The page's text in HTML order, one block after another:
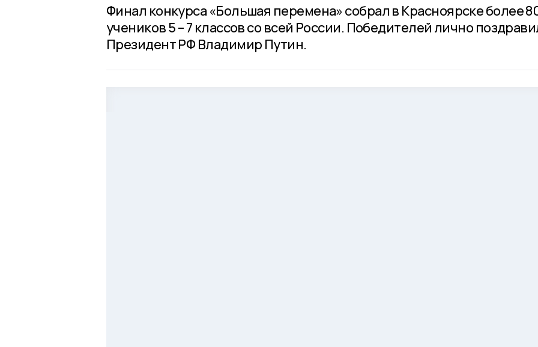
Финал конкурса «Большая перемена» собрал в Красноярске более
учеников 5 – 7 классов со всей России. Победителей лично
Президент РФ Владимир Путин.